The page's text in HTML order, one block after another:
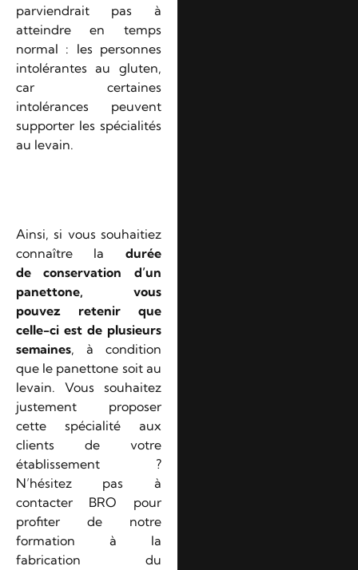
parviendrait pas à
atteindre en temps
normal : les personnes
intolérantes au gluten,
car certaines
intolérances peuvent
supporter les spécialités
au levain.
Ainsi, si vous souhaitiez
connaître la durée
de conservation d’un
panettone, vous
pouvez retenir que
celle-ci est de plusieurs
semaines, à condition
que le panettone soit au
levain. Vous souhaitez
justement proposer
cette spécialité aux
clients de votre
établissement ?
N’hésitez pas à
contacter BRO pour
profiter de notre
formation à la
fabrication du